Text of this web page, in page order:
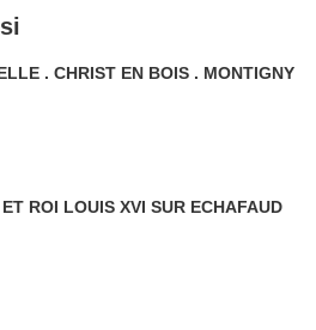
POETE ANDRE CHENIER ET ROI LOUIS XVI SUR ECHAFAUD